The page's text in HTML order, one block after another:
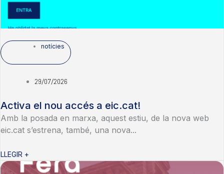
notícies
29/07/2026
Activa el nou accés a eic.cat!
Amb la posada en marxa, aquest estiu, de la nova web
eic.cat s’estrena, també, una nova...
LLEGIR +